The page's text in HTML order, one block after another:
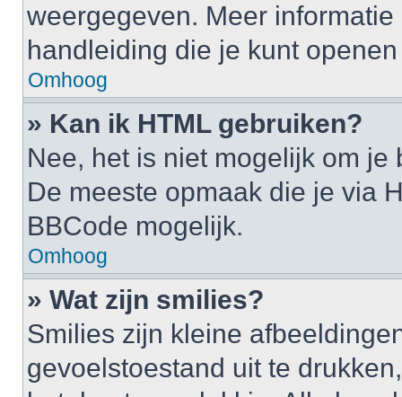
weergegeven. Meer
handleiding die je kunt
Omhoog
» Kan ik HTML gebruiken?
Nee, het is niet mogelijk om
De meeste opmaak die je via
BBCode mogelijk.
Omhoog
» Wat zijn smilies?
Smilies zijn kleine
gevoelstoestand uit te